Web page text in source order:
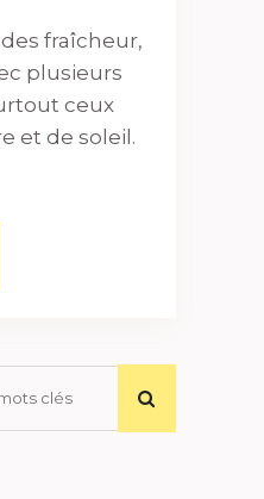
fraîcheur,
plusieurs
ceux
et de soleil.